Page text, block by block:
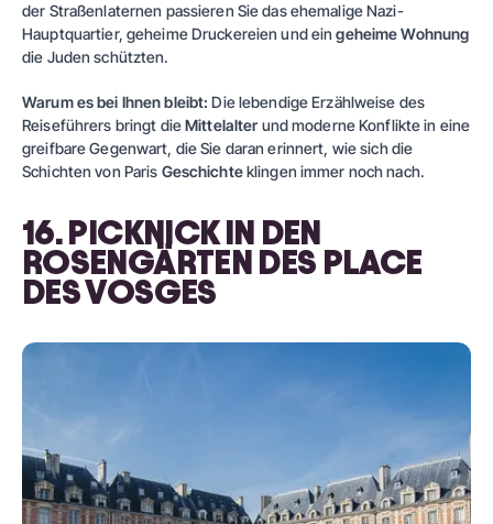
der Straßenlaternen passieren Sie das ehemalige Nazi-
Hauptquartier, geheime Druckereien und eingeheime Wohnung
die Juden schützten.
Warum es bei Ihnen bleibt: Die lebendige Erzählweise des
Reiseführers bringt dieMittelalter und moderne Konflikte in eine
greifbare Gegenwart, die Sie daran erinnert, wie sich die
Schichten von Paris Geschichteklingen immer noch nach.
16. PICKNICK IN DEN
ROSENGÄRTEN DES PLACE
DES VOSGES